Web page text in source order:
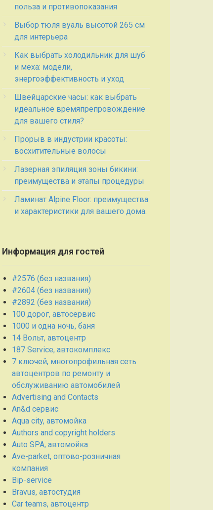
польза и противопоказания
Выбор тюля вуаль высотой 265 см
для интерьера
Как выбрать холодильник для шуб
и меха: модели,
энергоэффективность и уход
Швейцарские часы: как выбрать
идеальное времяпрепровождение
для вашего стиля?
Прорыв в индустрии красоты:
восхитительные волосы
Лазерная эпиляция зоны бикини:
преимущества и этапы процедуры
Ламинат Alpine Floor: преимущества
и характеристики для вашего дома.
Информация для гостей
#2576 (без названия)
#2604 (без названия)
#2892 (без названия)
100 дорог, автосервис
1000 и одна ночь, баня
14 Вольт, автоцентр
187 Service, автокомплекс
7 ключей, многопрофильная сеть
автоцентров по ремонту и
обслуживанию автомобилей
Advertising and Contacts
An&d сервис
Aqua city, автомойка
Authors and copyright holders
Auto SPA, автомойка
Ave-parket, оптово-розничная
компания
Bip-service
Bravus, автостудия
Car teams, автоцентр